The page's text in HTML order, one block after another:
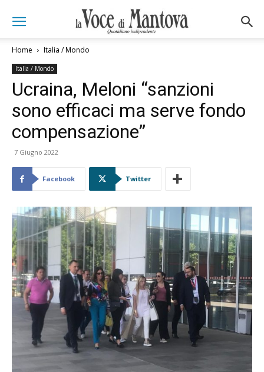
Home Italia / Mondo
Italia / Mondo
Ucraina, Meloni “sanzioni
sono efficaci ma serve fondo
compensazione”
7 Giugno 2022
Facebook Twitter